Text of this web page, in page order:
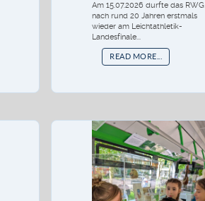
Am 15.07.2026 durfte das RWG
nach rund 20 Jahren erstmals
wieder am Leichtathletik-
Landesfinale...
READ MORE...